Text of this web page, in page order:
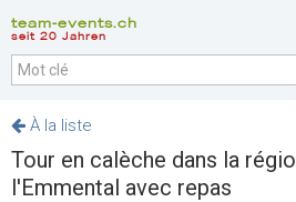
team-events.ch
seit 20 Jahren
À la liste
Tour en calèche dans la
l'Emmental avec repas